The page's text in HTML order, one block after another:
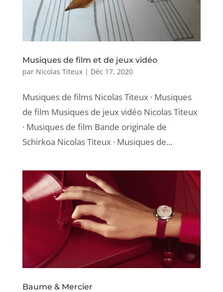
Musiques de film et de jeux vidéo
par Nicolas Titeux| Déc 17, 2020
Musiques de films Nicolas Titeux · Musiques
de film Musiques de jeux vidéo Nicolas Titeux
· Musiques de film Bande originale de
Schirkoa Nicolas Titeux · Musiques de...
Baume & Mercier